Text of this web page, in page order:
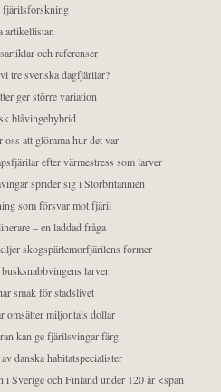
fjärilsforskning
artikellistan
och referenser
tre svenska dagfjärilar?
ger större variation
blåvingehybrid
oss att glömma hur det var
efter värmestress som larver
sprider sig i Storbritannien
som försvar mot fjäril
– en laddad fråga
skogspärlemorfjärilens former
larver
smak för stadslivet
omsätter miljontals dollar
kan ge fjärilsvingar färg
danska habitatspecialister
Sverige och Finland under 120 år <span